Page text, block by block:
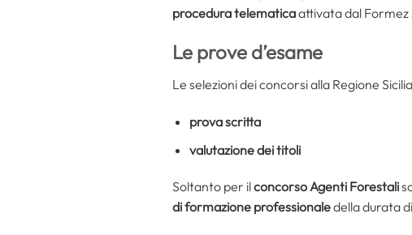
procedura telematicaattivata dal Formez
Le prove d’esame
Le selezioni dei concorsi alla Regione
prova scritta
valutazione dei titoli
Soltanto per ilconcorso Agenti Forestali
di formazione professionaledella durata